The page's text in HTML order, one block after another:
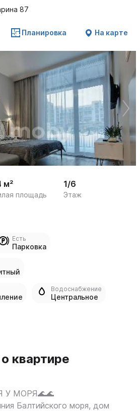
87
Планировка На карте
27
м²
площадь
1/6
Этаж
Есть
Парковка
Водоснабжение
Центральное
квартире
У МОРЯ🌊🌊
Бaлтийcкoго мopя, дoм